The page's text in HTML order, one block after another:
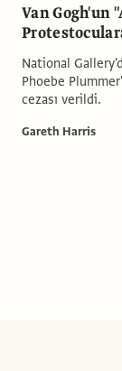
Van Gogh'un
National
Phoebe
cezası verildi.
Gareth Harris